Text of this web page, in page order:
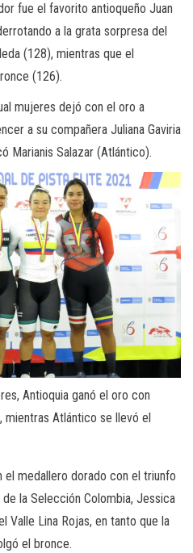
fue el favorito antioqueño Juan
a la grata sorpresa del
(128), mientras que el
(126).
mujeres dejó con el oro a
a su compañera Juliana Gaviria
Marianis Salazar (Atlántico).
Antioquia ganó el oro con
mientras Atlántico se llevó el
medallero dorado con el triunfo
la Selección Colombia, Jessica
Valle Lina Rojas, en tanto que la
el bronce.